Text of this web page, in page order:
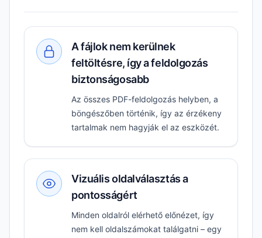
A fájlok nem kerülnek
feltöltésre, így a feldolgozás
biztonságosabb
Az összes PDF-feldolgozás helyben, a
böngészőben történik, így az érzékeny
tartalmak nem hagyják el az eszközét.
Vizuális oldalválasztás a
pontosságért
Minden oldalról elérhető előnézet, így
nem kell oldalszámokat találgatni – egy